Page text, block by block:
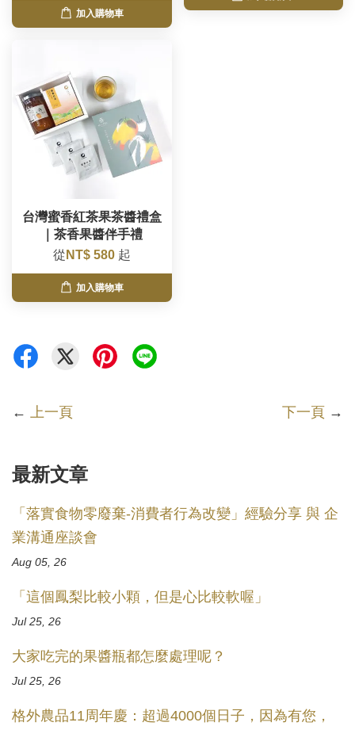
加入購物車
台灣蜜香紅茶果茶醬禮盒
｜茶香果醬伴手禮
從 NT$ 580 起
加入購物車
← 上一頁 下一頁 →
最新文章
「落實食物零廢棄-消費者行為改變」經驗分享 與 企
業溝通座談會
Aug 05, 26
「這個鳳梨比較小顆，但是心比較軟喔」
Jul 25, 26
大家吃完的果醬瓶都怎麼處理呢？
Jul 25, 26
格外農品11周年慶：超過4000個日子，因為有您，